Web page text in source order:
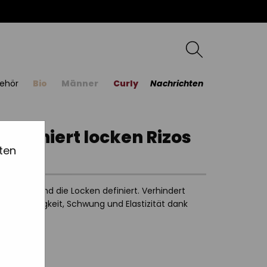
Bio Männer Curly Nachrichten
locken Rizos
macht und die Locken definiert. Verhindert
Feuchtigkeit, Schwung und Elastizität dank